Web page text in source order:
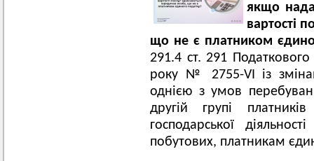
якщо
вартості
що не є платником
291.4 ст. 291
року № 2755-VI із
однією з умов
другій групі
господарської
побутових, платникам